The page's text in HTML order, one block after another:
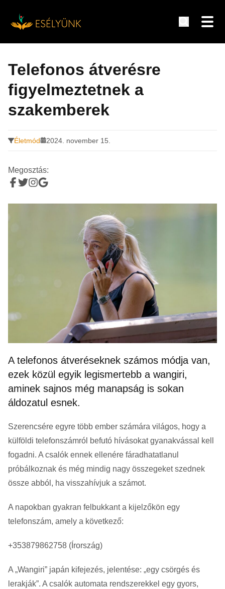
tartalomra
Telefonos átverésre
figyelmeztetnek a
szakemberek
Életmód 2024. november 15.
Megosztás:
A telefonos átveréseknek számos módja van,
ezek közül egyik legismertebb a wangiri,
aminek sajnos még manapság is sokan
áldozatul esnek.
Szerencsére egyre több ember számára világos, hogy a
külföldi telefonszámról befutó hívásokat gyanakvással kell
fogadni. A csalók ennek ellenére fáradhatatlanul
próbálkoznak és még mindig nagy összegeket szednek
össze abból, ha visszahívjuk a számot.
A napokban gyakran felbukkant a kijelzőkön egy
telefonszám, amely a következő:
+353879862758 (Írország)
A „Wangiri” japán kifejezés, jelentése: „egy csörgés és
lerakják”. A csalók automata rendszerekkel egy gyors,